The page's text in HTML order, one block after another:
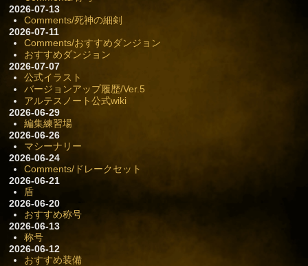
2026-07-13
Comments/死神の細剣
2026-07-11
Comments/おすすめダンジョン
おすすめダンジョン
2026-07-07
公式イラスト
バージョンアップ履歴/Ver.5
アルテスノート公式wiki
2026-06-29
編集練習場
2026-06-26
マシーナリー
2026-06-24
Comments/ドレークセット
2026-06-21
盾
2026-06-20
おすすめ称号
2026-06-13
称号
2026-06-12
おすすめ装備